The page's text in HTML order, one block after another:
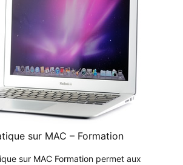
sur MAC – Formation
sur MAC Formation permet aux